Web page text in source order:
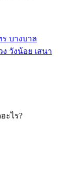
ร บางบาล
ง วังน้อย เสนา
ะไร?